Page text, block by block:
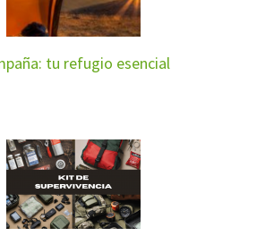
tu refugio esencial